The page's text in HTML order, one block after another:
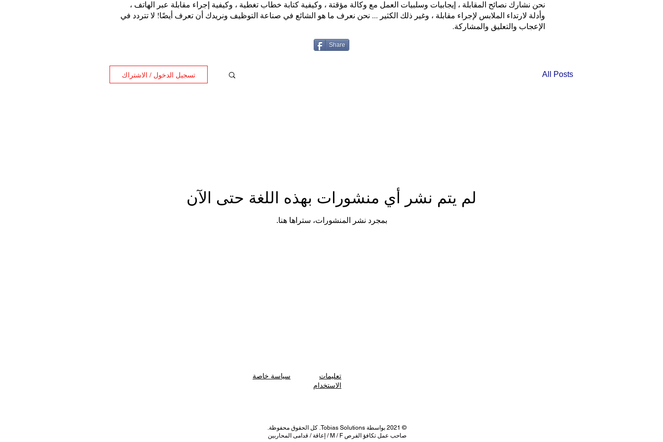
نحن نشارك نصائح المقابلة ، إيجابيات وسلبيات العمل مع وكالة مؤقتة ، وكيفية كتابة خطاب تغطية ، وكيفية إجراء مقابلة عبر الهاتف ،
وأدلة لارتداء الملابس لإجراء مقابلة ، وغير ذلك الكثير ... نحن نعرف ما هو الشائع في صناعة التوظيف ونريدك أن تعرف أيضًا! لا تتردد في
الإعجاب والتعليق والمشاركة.
Share
All Posts تسجيل الدخول / الاشتراك
لم يتم نشر أي منشورات بهذه اللغة حتى الآن
بمجرد نشر المنشورات، ستراها هنا.
سياسة خاصة
تعليمات
الاستخدام
© 2021 بواسطة Tobias Solutions. كل الحقوق محفوظة.
صاحب عمل تكافؤ الفرص M / F / إعاقة / قدامى المحاربين